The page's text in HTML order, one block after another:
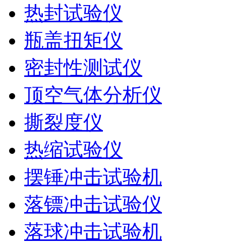
热封试验仪
瓶盖扭矩仪
密封性测试仪
顶空气体分析仪
撕裂度仪
热缩试验仪
摆锤冲击试验机
落镖冲击试验仪
落球冲击试验机